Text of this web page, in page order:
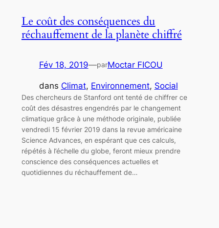
Le coût des conséquences du
réchauffement de la planète chiffré
Fév 18, 2019—parMoctar FICOU
dans Climat, Environnement, Social
Des chercheurs de Stanford ont tenté de chiffrer ce
coût des désastres engendrés par le changement
climatique grâce à une méthode originale, publiée
vendredi 15 février 2019 dans la revue américaine
Science Advances, en espérant que ces calculs,
répétés à l’échelle du globe, feront mieux prendre
conscience des conséquences actuelles et
quotidiennes du réchauffement de…